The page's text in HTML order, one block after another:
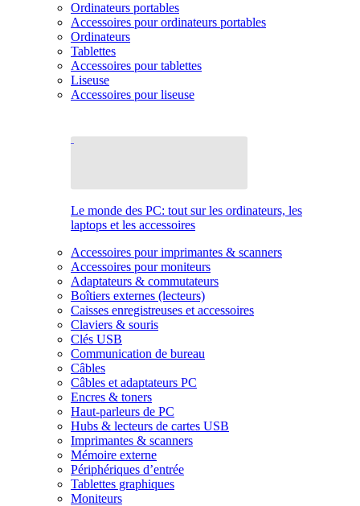
Ordinateurs portables
Accessoires pour ordinateurs portables
Ordinateurs
Tablettes
Accessoires pour tablettes
Liseuse
Accessoires pour liseuse
Le monde des PC: tout sur les ordinateurs, les
laptops et les accessoires
Accessoires pour imprimantes & scanners
Accessoires pour moniteurs
Adaptateurs & commutateurs
Boîtiers externes (lecteurs)
Caisses enregistreuses et accessoires
Claviers & souris
Clés USB
Communication de bureau
Câbles
Câbles et adaptateurs PC
Encres & toners
Haut-parleurs de PC
Hubs & lecteurs de cartes USB
Imprimantes & scanners
Mémoire externe
Périphériques d’entrée
Tablettes graphiques
Moniteurs